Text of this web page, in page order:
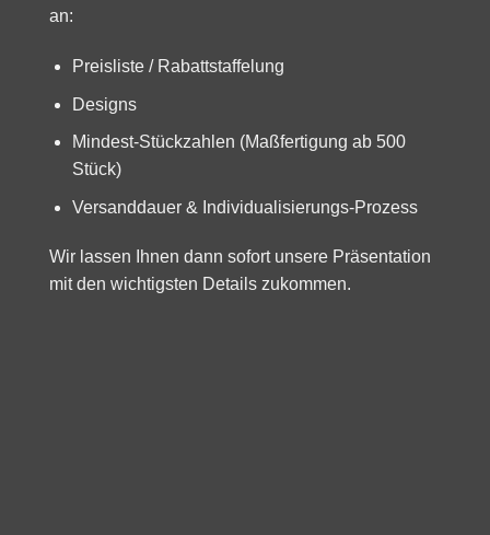
an:
Preisliste / Rabattstaffelung
Designs
Mindest-Stückzahlen (Maßfertigung ab 500
Stück)
Versanddauer & Individualisierungs-Prozess
Wir lassen Ihnen dann sofort unsere Präsentation
mit den wichtigsten Details zukommen.